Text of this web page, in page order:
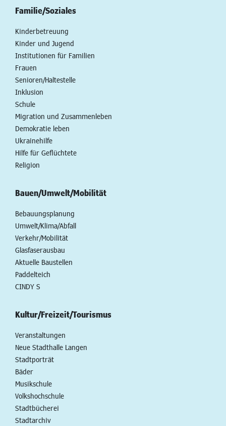
Familie/Soziales
Kinderbetreuung
Kinder und Jugend
Institutionen für Familien
Frauen
Senioren/Haltestelle
Inklusion
Schule
Migration und Zusammenleben
Demokratie leben
Ukrainehilfe
Hilfe für Geflüchtete
Religion
Bauen/Umwelt/Mobilität
Bebauungsplanung
Umwelt/Klima/Abfall
Verkehr/Mobilität
Glasfaserausbau
Aktuelle Baustellen
Paddelteich
CINDY S
Kultur/Freizeit/Tourismus
Veranstaltungen
Neue Stadthalle Langen
Stadtporträt
Bäder
Musikschule
Volkshochschule
Stadtbücherei
Stadtarchiv